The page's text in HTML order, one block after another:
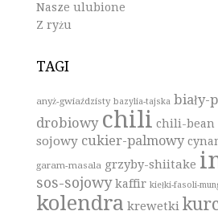
Nasze ulubione
Z ryżu
TAGI
anyż-gwiaździsty bazylia-tajska biały-
drobiowy chili chili-bean
sojowy cukier-palmowy
garam-masala grzyby-shiitake
sos-sojowy kaffir kiełki-fasoli-
kolendra krewetki